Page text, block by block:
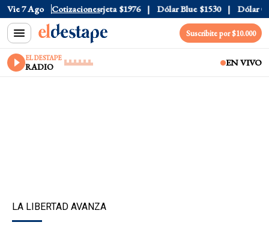
Vie 7 Ago Cotizaciones
$1520 Dólar Tarjeta $1976 Dólar Blue $1530 Dólar CCL
Suscribite por $10.000
EL DESTAPE
RADIO EN VIVO
LA LIBERTAD AVANZA